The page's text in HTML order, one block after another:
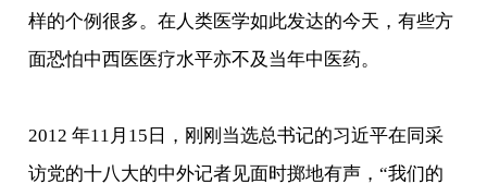
样的个例很多。在人类医学如此发达的今天，有些方
面恐怕中西医医疗水平亦不及当年中医药。
2012 年11月15日，刚刚当选总书记的习近平在同采
访党的十八大的中外记者见面时掷地有声，“我们的